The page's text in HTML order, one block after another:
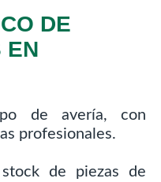
DE
EN
de avería, con
profesionales.
de piezas de